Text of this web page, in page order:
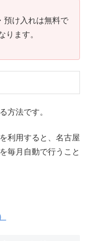
預け入れは無料で
ります。
方法です。
を利用すると、名古屋
毎月自動で行うこと